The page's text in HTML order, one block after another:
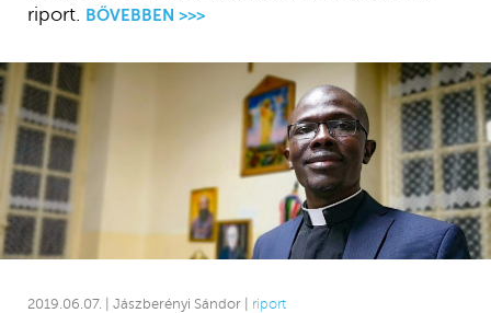
riport. BŐVEBBEN >>>
2019.06.07. | Jászberényi Sándor | riport